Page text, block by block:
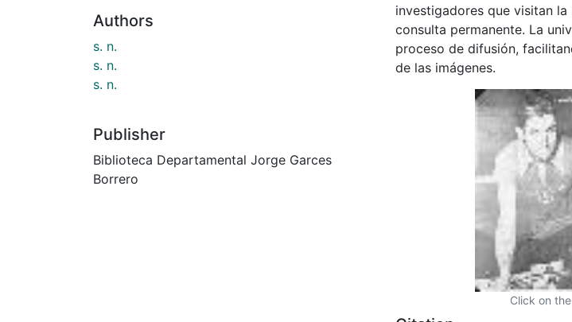
Authors
s. n.
s. n.
s. n.
Publisher
Biblioteca Departamental Jorge Garces
Borrero
investigadores que visitan
consulta permanente. La
proceso de difusión,
de las imágenes.
Click on